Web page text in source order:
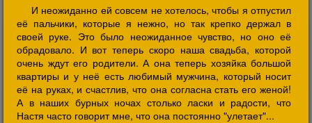
И неожиданно ей совсем не хотелось, чтобы я отпустил
её пальчики, которые я нежно, но так крепко держал в
своей руке. Это было неожиданное чувство, но оно её
обрадовало. И вот теперь скоро наша свадьба, которой
очень ждут его родители. А она теперь хозяйка большой
квартиры и у неё есть любимый мужчина, который носит
её на руках, и счастлив, что она согласна стать его женой!
А в наших бурных ночах столько ласки и радости, что
Настя часто говорит мне, что она постоянно "улетает"...